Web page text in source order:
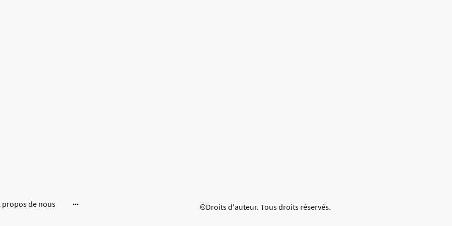
propos de nous ©Droits d'auteur. Tous droits réservés.